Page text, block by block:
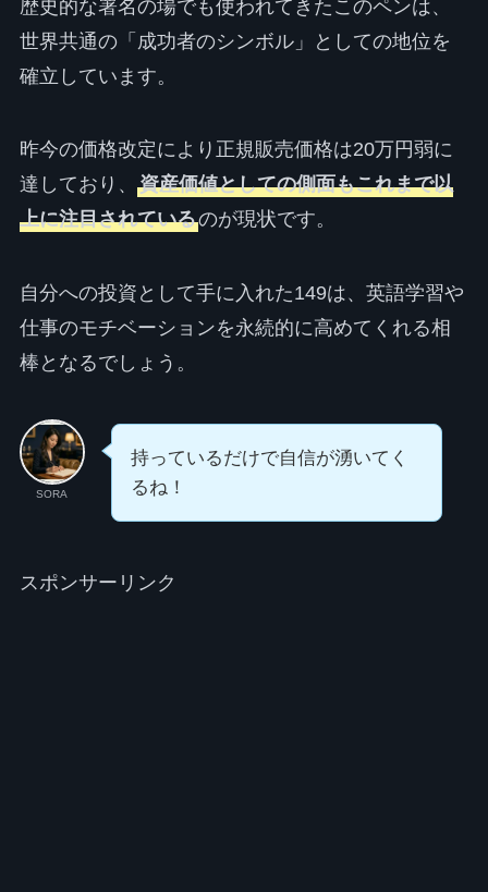
歴史的な署名の場でも使われてきたこのペンは、
世界共通の「成功者のシンボル」としての地位を
確立しています。
昨今の価格改定により正規販売価格は20万円弱に
達しており、 資産価値としての側面もこれまで以
上に注目されているのが現状です。
自分への投資として手に入れた149は、英語学習や
仕事のモチベーションを永続的に高めてくれる相
棒となるでしょう。
SORA
持っているだけで自信が湧いてく
るね！
スポンサーリンク